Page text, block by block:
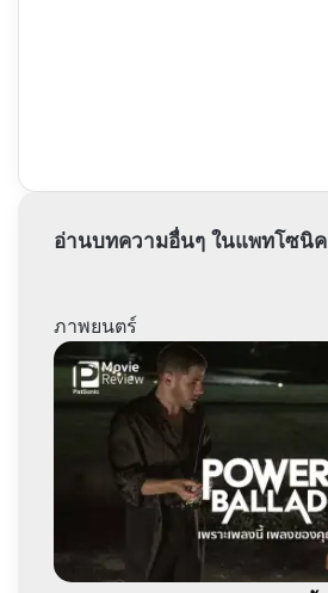
อ่านบทความอื่นๆ ในแพทโซนิค
ภาพยนตร์